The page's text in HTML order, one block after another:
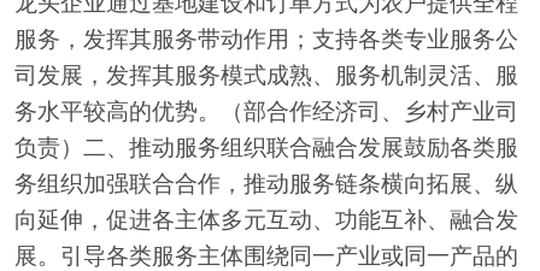
服务，发挥其服务带动作用；支持各类专业服务公
司发展，发挥其服务模式成熟、服务机制灵活、服
务水平较高的优势。（部合作经济司、乡村产业司
负责）二、推动服务组织联合融合发展鼓励各类服
务组织加强联合合作，推动服务链条横向拓展、纵
向延伸，促进各主体多元互动、功能互补、融合发
展。引导各类服务主体围绕同一产业或同一产品的